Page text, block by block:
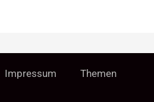
Impressum Themen